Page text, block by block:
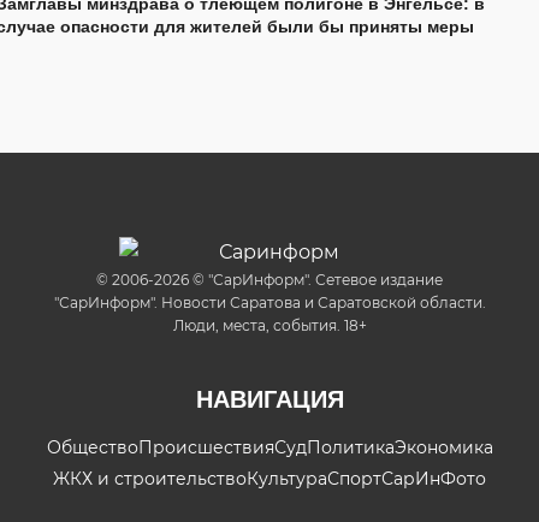
опасности для жителей были бы приняты меры
© 2006-2026 © "СарИнформ". Сетевое издание
"СарИнформ". Новости Саратова и Саратовской области.
Люди, места, события. 18+
НАВИГАЦИЯ
ОбществоПроисшествияСудПолитикаЭкономика
ЖКХ и строительствоКультураСпортСарИнФото